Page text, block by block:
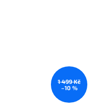
1 499 Kč
–10 %